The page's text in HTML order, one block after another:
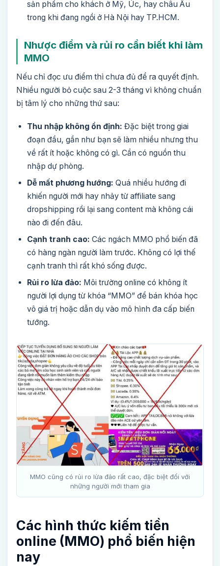
sản phẩm cho khách ở Mỹ, Úc, hay châu Âu
trong khi đang ngồi ở Hà Nội hay TP.HCM.
Nhược điểm và rủi ro cần biết khi làm
MMO
Nếu chỉ đọc ưu điểm thì chưa đủ để ra quyết định.
Nhiều người bỏ cuộc sau 2-3 tháng vì không chuẩn
bị tâm lý cho những thứ sau:
Thu nhập không ổn định: Đặc biệt trong giai
đoạn đầu, gần như bạn sẽ làm nhiều nhưng thu
về rất ít hoặc không có gì. Cần có nguồn thu
nhập dự phòng.
Dễ mất phương hướng: Quá nhiều hướng đi
khiến người mới hay nhảy từ affiliate sang
dropshipping rồi lại sang content mà không cái
nào đi đến đâu.
Cạnh tranh cao: Các ngách MMO phổ biến đã
có hàng ngàn người làm trước. Không có lợi thế
cạnh tranh thì rất khó sống được.
Rủi ro lừa đảo: Môi trường online có không ít
người lợi dụng từ khóa “MMO” để bán khóa học
vô giá trị hoặc dẫn dụ vào mô hình đa cấp biến
tướng.
MMO cũng có rủi ro lừa đảo rất cao, đặc biệt đối với
những người mới tham gia
Các hình thức kiếm tiền
online (MMO) phổ biến hiện
nay